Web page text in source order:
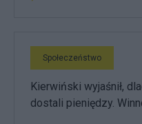
Społeczeństwo
Kierwiński wyjaśnił,
dostali pieniędzy.